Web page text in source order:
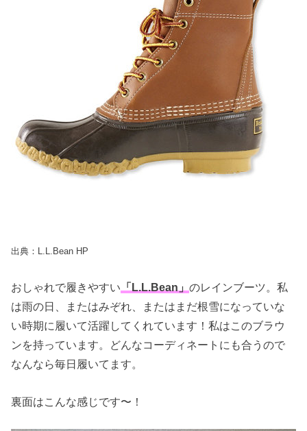
出典：L.L.Bean HP
おしゃれで履きやすい 「L.L.Bean」のレインブーツ。私
は雨の日、またはみぞれ、またはまだ根雪になっていな
い時期に履いて活躍してくれています！私はこのブラウ
ンを持っています。どんなコーディネートにも合うので
なんなら毎日履いてます。
裏面はこんな感じです〜！